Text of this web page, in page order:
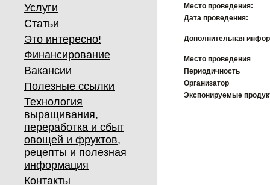
Услуги
Статьи
Это интересно!
Финансирование
Вакансии
Полезные ссылки
Технология
выращивания,
переработка и сбыт
овощей и фруктов,
рецепты и полезная
информация
Контакты
Место проведения:
Дата проведения:
Дополнительная
Место проведения
Периодичность
Организатор
Экспонируемые